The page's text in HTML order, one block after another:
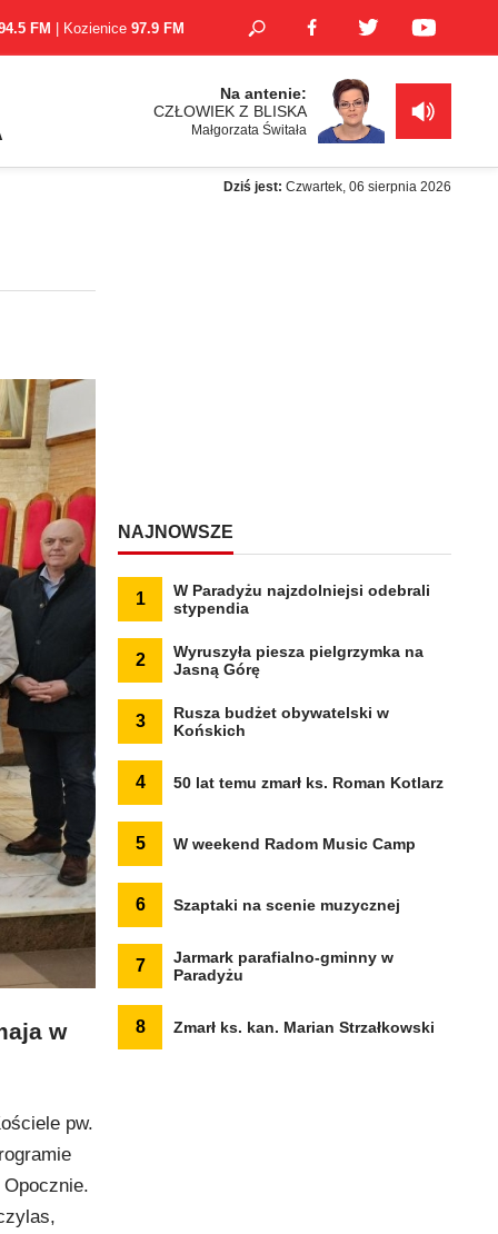
FM | Kozienice 97.9 FM
Na antenie:
CZŁOWIEK Z BLISKA
Małgorzata Świtała
Dziś jest: Czwartek, 06 sierpnia 2026
w
pw.
NAJNOWSZE
1
W Paradyżu najzdolniejsi odebrali
stypendia
2
Wyruszyła piesza pielgrzymka na
Jasną Górę
3
Rusza budżet obywatelski w
Końskich
4 50 lat temu zmarł ks. Roman Kotlarz
5 W weekend Radom Music Camp
6 Szaptaki na scenie muzycznej
7
Jarmark parafialno-gminny w
Paradyżu
8 Zmarł ks. kan. Marian Strzałkowski